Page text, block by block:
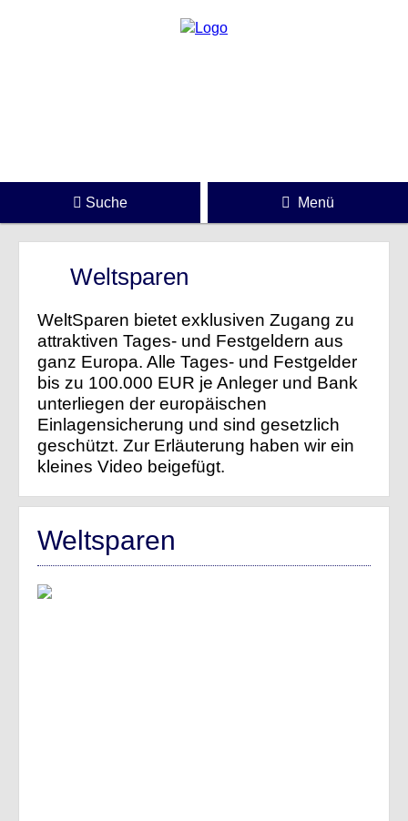
Suche Menü
Weltsparen
WeltSparen bietet exklusiven Zugang zu
attraktiven Tages- und Festgeldern aus
ganz Europa. Alle Tages-­ und Festgelder
bis zu 100.000 EUR je Anleger und Bank
unterliegen der europäischen
Einlagensicherung und sind gesetzlich
geschützt. Zur Erläuterung haben wir ein
kleines Video beigefügt.
Weltsparen